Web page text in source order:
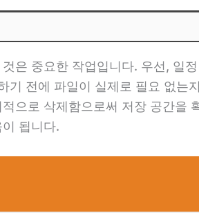
은 중요한 작업입니다. 우선, 일
기 전에 파일이 실제로 필요 없는
으로 삭제함으로써 저장 공간을
됩니다.